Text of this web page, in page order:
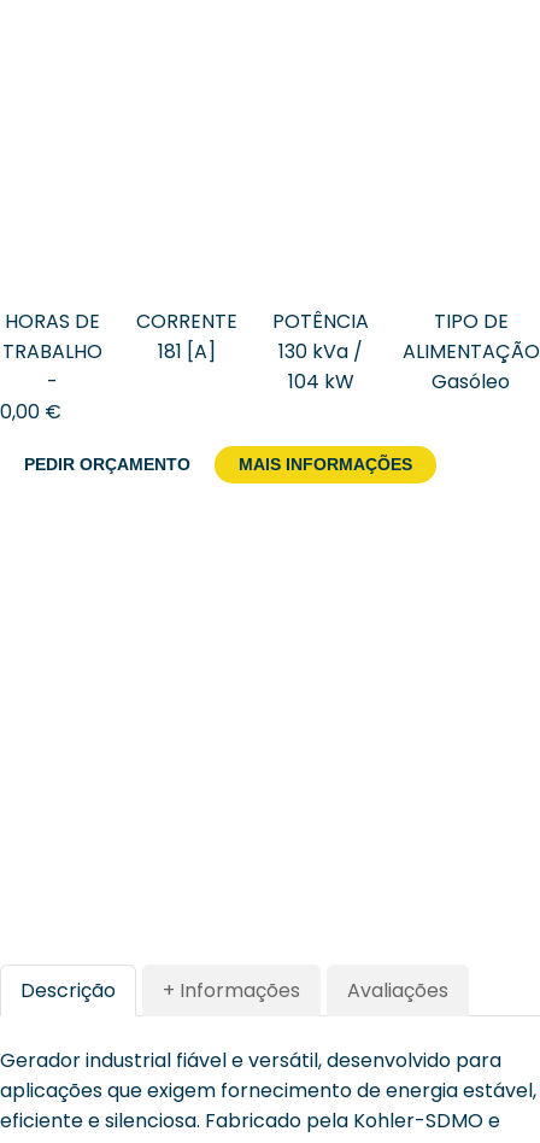
HORAS DE
TRABALHO
-
CORRENTE
181 [A]
POTÊNCIA
130 kVa /
104 kW
TIPO DE
ALIMENTAÇÃO
Gasóleo
0,00 €
PEDIR ORÇAMENTO MAIS INFORMAÇÕES
Descrição + Informações Avaliações
Gerador industrial fiável e versátil, desenvolvido para
aplicações que exigem fornecimento de energia estável,
eficiente e silenciosa. Fabricado pela Kohler-SDMO e